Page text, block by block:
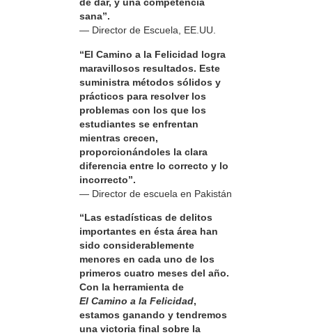
de dar, y una competencia
sana”.
— Director de Escuela, EE.UU.
“El Camino a la Felicidad logra
maravillosos resultados. Este
suministra métodos sólidos y
prácticos para resolver los
problemas con los que los
estudiantes se enfrentan
mientras crecen,
proporcionándoles la clara
diferencia entre lo correcto y lo
incorrecto”.
— Director de escuela en Pakistán
“Las estadísticas de delitos
importantes en ésta área han
sido considerablemente
menores en cada uno de los
primeros cuatro meses del año.
Con la herramienta de
El Camino a la Felicidad,
estamos ganando y tendremos
una victoria final sobre la